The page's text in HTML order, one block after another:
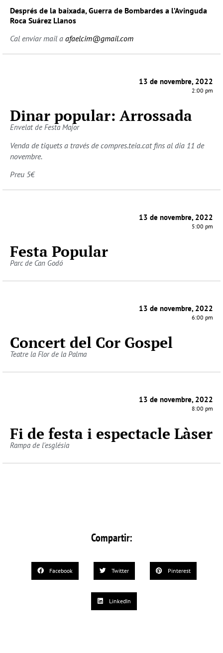
Després de la baixada, Guerra de Bombardes a l’Avinguda
Roca Suárez Llanos
Cal enviar mail a afaelcim@gmail.com
13 de novembre, 2022
2:00 pm
Dinar popular: Arrossada
Envelat de Festa Major
Venda de tiquets a través de compres.teia.cat fins al dia 11 de
novembre.
Preu 5€
13 de novembre, 2022
5:00 pm
Festa Popular
Parc de Can Godó
13 de novembre, 2022
6:00 pm
Concert del Cor Gospel
Teatre la Flor de la Palma
13 de novembre, 2022
8:00 pm
Fi de festa i espectacle Làser
Rampa de l'església
Compartir:
Facebook Twitter Pinterest
LinkedIn